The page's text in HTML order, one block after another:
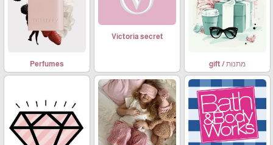
מתנות / gift
Victoria secret
Perfumes